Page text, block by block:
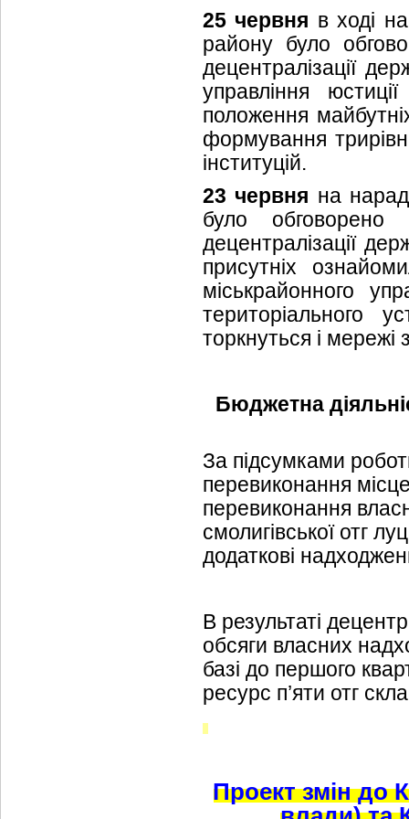
25 червня в ході
району було
децентралізації
управління
положення
формування
інституцій.
23 червня на
було
децентралізації
присутніх
міськрайонного
територіального
торкнуться і мережі
Бюджетна
За підсумками
перевиконання
перевиконання
смолигівської отг
додаткові
В результаті
обсяги власних
базі до першого
ресурс п’яти отг
Проект змін до